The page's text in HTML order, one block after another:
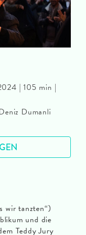
wir tanzten“)
und die
Teddy Jury
| 105 min |
Dumanli